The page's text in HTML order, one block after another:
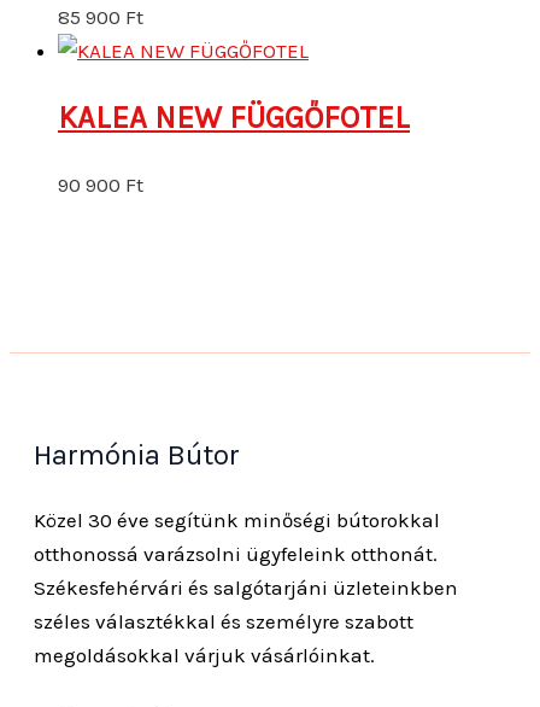
85 900 Ft
KALEA NEW FÜGGŐFOTEL
90 900 Ft
Harmónia Bútor
Közel 30 éve segítünk minőségi bútorokkal
otthonossá varázsolni ügyfeleink otthonát.
Székesfehérvári és salgótarjáni üzleteinkben
széles választékkal és személyre szabott
megoldásokkal várjuk vásárlóinkat.